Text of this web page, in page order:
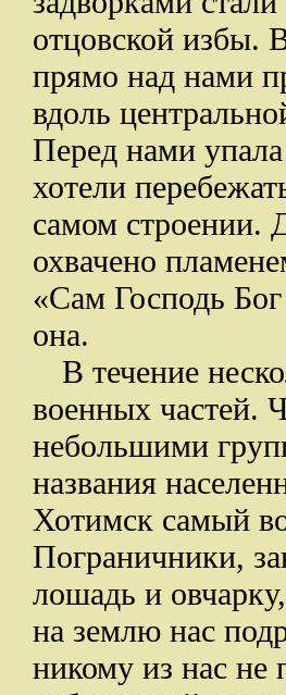
отцовской избы.
прямо над нами
вдоль
Перед нами
хотели
самом строении.
охвачено
«Сам Господь
она.
В течение
военных частей.
небольшими
названия
Хотимск самый
Пограничники,
лошадь и
на землю нас
никому из нас не